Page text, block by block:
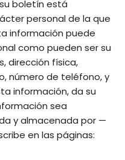
boletín está
personal de la que
información puede
como pueden ser su
dirección física,
número de teléfono, y
información, da su
sea
y almacenada por —
en las páginas: